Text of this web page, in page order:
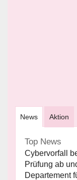
News Aktion
Top News
Cybervorfall
Prüfung ab
Departement